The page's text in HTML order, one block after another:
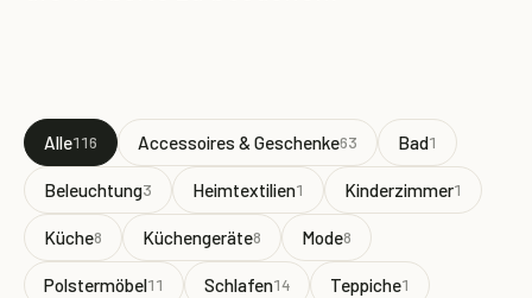
Alle116 Accessoires & Geschenke63 Bad1
Beleuchtung3 Heimtextilien1 Kinderzimmer1
Küche8 Küchengeräte8 Mode8
Polstermöbel11 Schlafen14 Teppiche1